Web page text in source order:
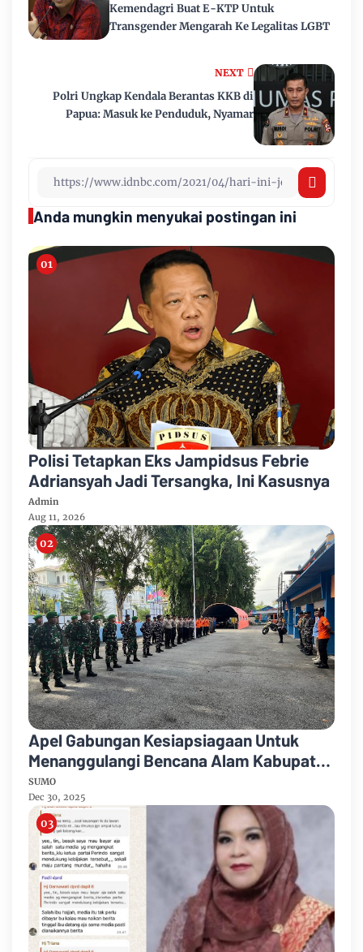
NEXT
Polri Ungkap Kendala Berantas KKB di
Papua: Masuk ke Penduduk, Nyamar
Kemendagri Buat E-KTP Untuk
Transgender Mengarah Ke Legalitas LGBT
Anda mungkin menyukai postingan ini
Polisi Tetapkan Eks Jampidsus Febrie
Adriansyah Jadi Tersangka, Ini Kasusnya
Admin
Aug 11, 2026
Apel Gabungan Kesiapsiagaan Untuk
Menanggulangi Bencana Alam Kabupaten
Bengkalis
SUMO
Dec 30, 2025